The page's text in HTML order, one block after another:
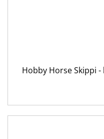
Hobby Horse Skippi